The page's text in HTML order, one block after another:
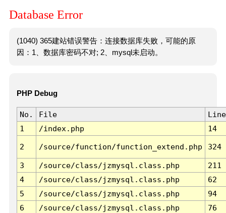
Database Error
(1040) 365建站错误警告：连接数据库失败，可能的原
因：1、数据库密码不对; 2、mysql未启动。
PHP Debug
No. File
Line
1
/index.php 14
2 /source/function/function_extend.php 324
3 /source/class/jzmysql.class.php
211
4
/source/class/jzmysql.class.php
62
5
/source/class/jzmysql.class.php
94
6
/source/class/jzmysql.class.php 76